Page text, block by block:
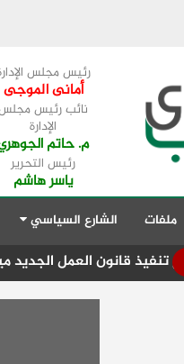
رئيس مجلس
أمانى الموجى
نائب رئيس
الإدارة
م. حاتم
رئيس التحرير
ياسر هاشم
ملفات الشارع السياسي
العمل الجديد ميدانيا